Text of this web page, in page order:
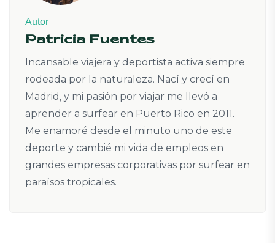
Autor
Patricia Fuentes
Incansable viajera y deportista activa siempre
rodeada por la naturaleza. Nací y crecí en
Madrid, y mi pasión por viajar me llevó a
aprender a surfear en Puerto Rico en 2011.
Me enamoré desde el minuto uno de este
deporte y cambié mi vida de empleos en
grandes empresas corporativas por surfear en
paraísos tropicales.